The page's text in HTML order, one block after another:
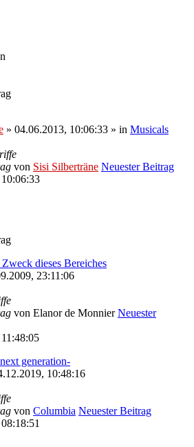
» 04.06.2013, 10:06:33 » in Musicals
von Sisi Silberträne Neuester Beitrag
dieses Bereiches
23:11:06
von Elanor de Monnier Neuester
generation-
10:48:16
von Columbia Neuester Beitrag